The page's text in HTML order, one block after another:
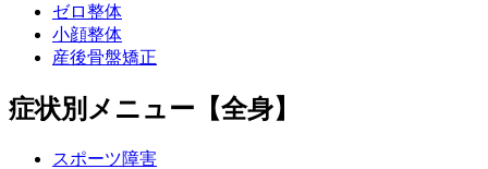
ゼロ整体
小顔整体
産後骨盤矯正
症状別メニュー【全身】
スポーツ障害